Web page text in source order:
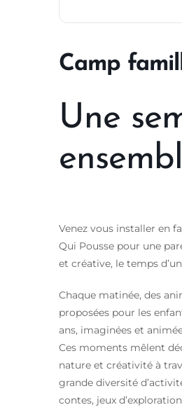
Camp
Une
Venez vous installer en
Qui Pousse pour une
et créative, le temps
Chaque matinée, des
proposées pour les
ans, imaginées et
Ces moments mêlent
nature et créativité à
grande diversité
contes, jeux